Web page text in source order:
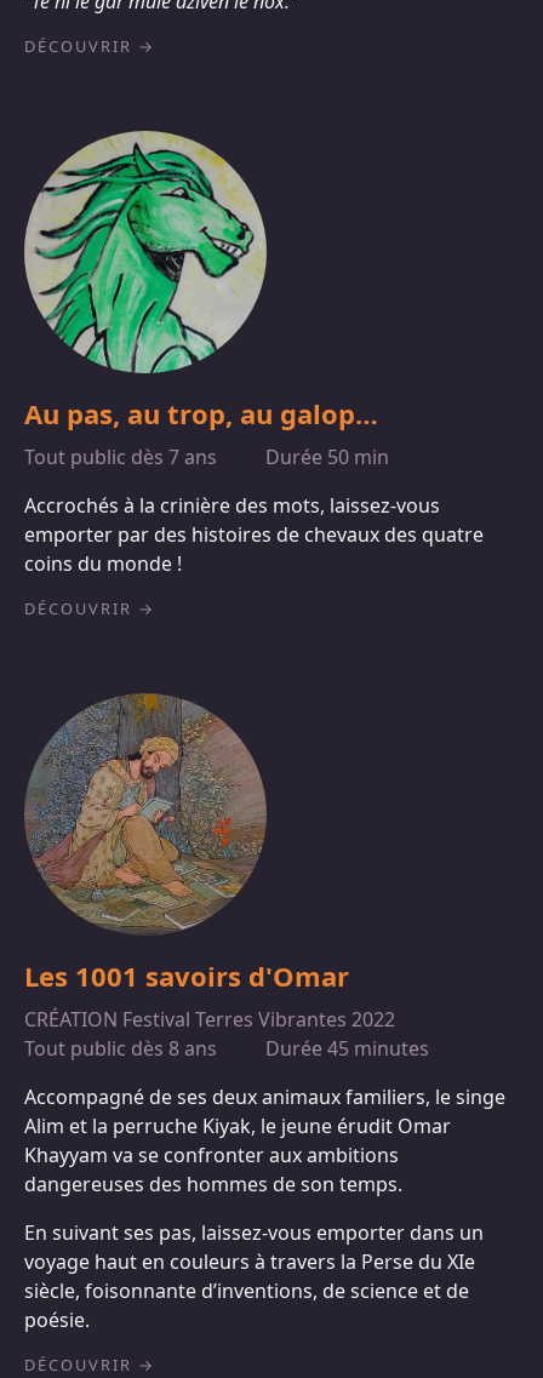
DÉCOUVRIR
Au pas, au trop, au galop…
Tout public dès 7 ans
Durée 50 min
Accrochés à la crinière des mots, laissez-vous
emporter par des histoires de chevaux des quatre
coins du monde !
DÉCOUVRIR
Les 1001 savoirs d'Omar
CRÉATION Festival Terres Vibrantes 2022
Tout public dès 8 ans
Durée 45 minutes
Accompagné de ses deux animaux familiers, le singe
Alim et la perruche Kiyak, le jeune érudit Omar
Khayyam va se confronter aux ambitions
dangereuses des hommes de son temps.
En suivant ses pas, laissez-vous emporter dans un
voyage haut en couleurs à travers la Perse du XIe
siècle, foisonnante d’inventions, de science et de
poésie.
DÉCOUVRIR